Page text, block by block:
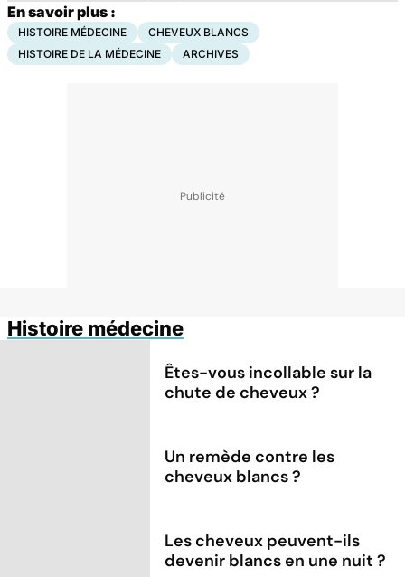
En savoir plus :
HISTOIRE MÉDECINE
CHEVEUX BLANCS
HISTOIRE DE LA MÉDECINE
ARCHIVES
Histoire médecine
Êtes-vous incollable sur la
chute de cheveux ?
Un remède contre les
cheveux blancs ?
Les cheveux peuvent-ils
devenir blancs en une nuit ?